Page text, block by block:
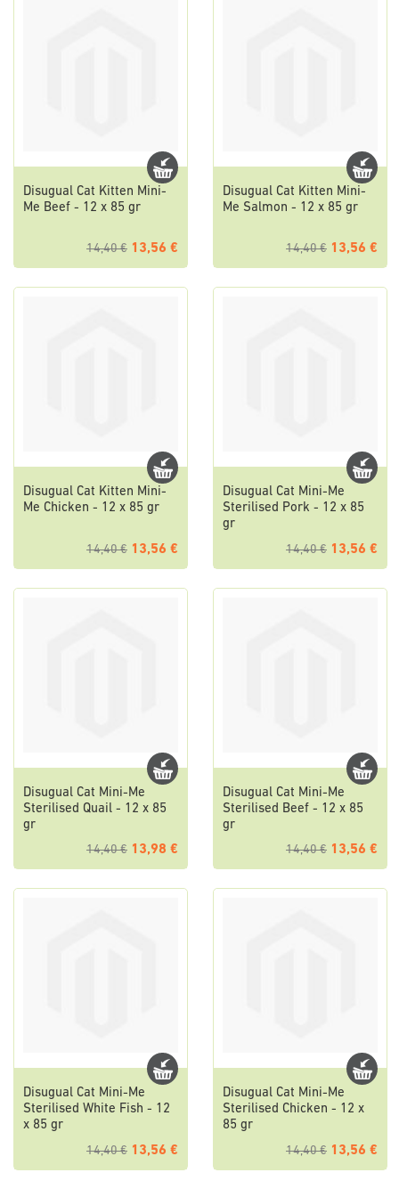
Disugual Cat Kitten Mini-
Me Beef - 12 x 85 gr
14,40 € 13,56 €
Disugual Cat Kitten Mini-
Me Salmon - 12 x 85 gr
14,40 € 13,56 €
Disugual Cat Kitten Mini-
Me Chicken - 12 x 85 gr
14,40 € 13,56 €
Disugual Cat Mini-Me
Sterilised Pork - 12 x 85
gr
14,40 € 13,56 €
Disugual Cat Mini-Me
Sterilised Quail - 12 x 85
gr
14,40 € 13,98 €
Disugual Cat Mini-Me
Sterilised Beef - 12 x 85
gr
14,40 € 13,56 €
Disugual Cat Mini-Me
Sterilised White Fish - 12
x 85 gr
14,40 € 13,56 €
Disugual Cat Mini-Me
Sterilised Chicken - 12 x
85 gr
14,40 € 13,56 €